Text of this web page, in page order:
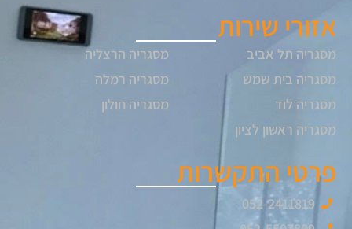
אזורי שירות
מסגריה תל אביב
מסגריה בית שמש
מסגריה לוד
מסגריה ראשון לציון
מסגריה הרצליה
מסגריה רמלה
מסגריה חולון
פרטי התקשרות
052-2411819